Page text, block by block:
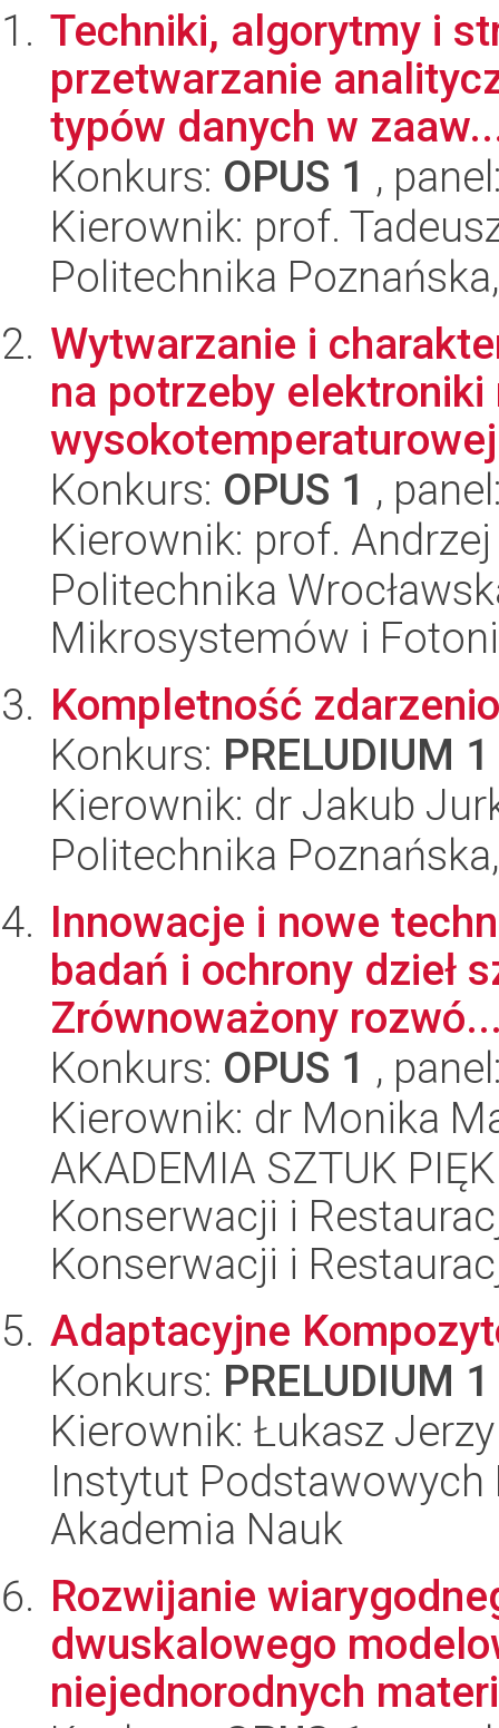
Techniki, algorytmy i
przetwarzanie
typów danych w
Konkurs: OPUS 1 ,
Kierownik: prof.
Politechnika
Wytwarzanie i
na potrzeby elektroniki
wysokotemperaturowej
Konkurs: OPUS 1 ,
Kierownik: prof.
Politechnika
Mikrosystemów i
Kompletność
Konkurs: PRELUDIUM 1
Kierownik: dr Jakub
Politechnika
Innowacje i nowe
badań i ochrony dzieł
Zrównoważony
Konkurs: OPUS 1 ,
Kierownik: dr Monika
AKADEMIA SZTUK
Konserwacji i
Konserwacji i
Adaptacyjne
Konkurs: PRELUDIUM 1
Kierownik: Łukasz
Instytut
Akademia Nauk
Rozwijanie
dwuskalowego
niejednorodnych